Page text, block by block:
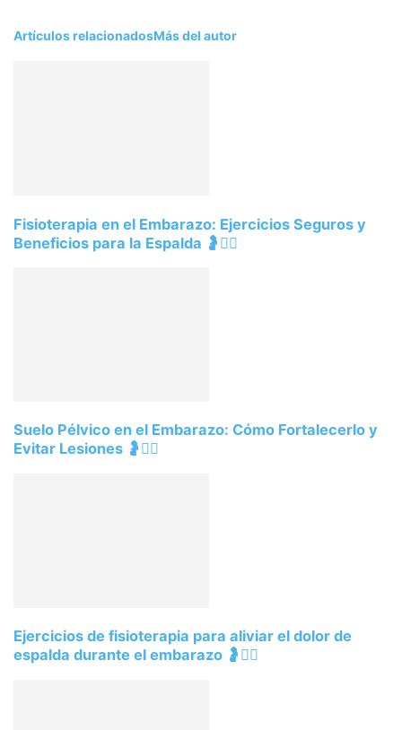
Artículos relacionadosMás del autor
Fisioterapia en el Embarazo: Ejercicios Seguros y
Beneficios para la Espalda 🤰💆‍♀️
Suelo Pélvico en el Embarazo: Cómo Fortalecerlo y
Evitar Lesiones 🤰🧘‍♀️
Ejercicios de fisioterapia para aliviar el dolor de
espalda durante el embarazo 🤰🧘‍♀️